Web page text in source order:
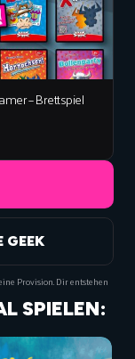
– Brettspiel
GEEK
Provision. Dir entstehen
SPIELEN: